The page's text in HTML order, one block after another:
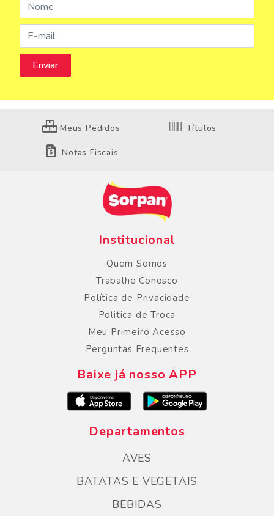
Meus Pedidos Títulos
Notas Fiscais
Institucional
Quem Somos
Trabalhe Conosco
Política de Privacidade
Politica de Troca
Meu Primeiro Acesso
Perguntas Frequentes
Baixe já nosso APP
Departamentos
AVES
BATATAS E VEGETAIS
BEBIDAS